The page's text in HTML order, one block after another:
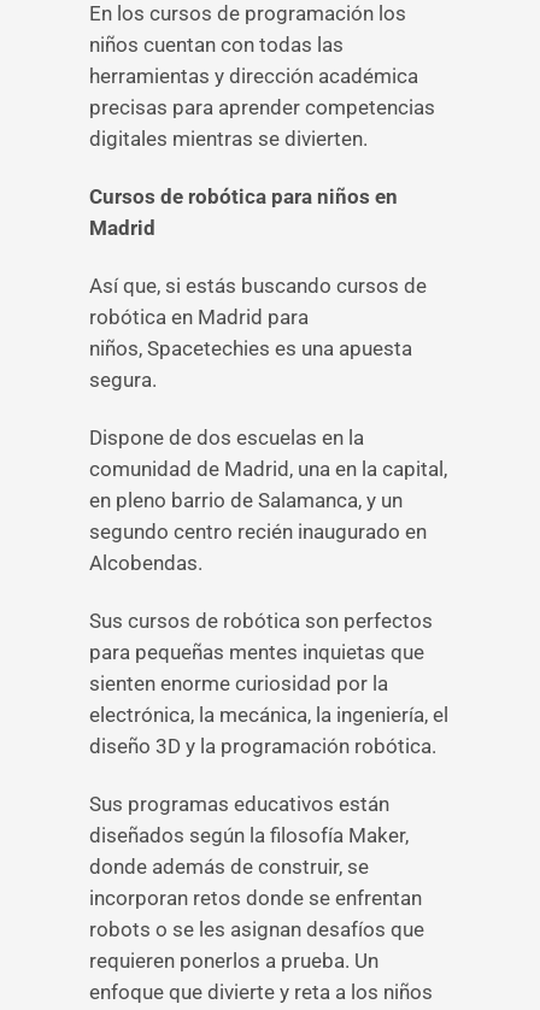
En los cursos de programación los
niños cuentan con todas las
herramientas y dirección académica
precisas para aprender competencias
digitales mientras se divierten.
Cursos de robótica para niños en
Madrid
Así que, si estás buscando cursos de
robótica en Madrid para
niños, Spacetechies es una apuesta
segura.
Dispone de dos escuelas en la
comunidad de Madrid, una en la capital,
en pleno barrio de Salamanca, y un
segundo centro recién inaugurado en
Alcobendas.
Sus cursos de robótica son perfectos
para pequeñas mentes inquietas que
sienten enorme curiosidad por la
electrónica, la mecánica, la ingeniería, el
diseño 3D y la programación robótica.
Sus programas educativos están
diseñados según la filosofía Maker,
donde además de construir, se
incorporan retos donde se enfrentan
robots o se les asignan desafíos que
requieren ponerlos a prueba. Un
enfoque que divierte y reta a los niños